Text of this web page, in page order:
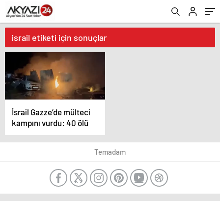
israil etiketi için sonuçlar
İsrail Gazze’de mülteci
kampını vurdu: 40 ölü
Temadam